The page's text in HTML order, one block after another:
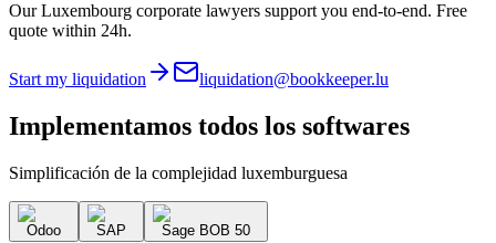
Our Luxembourg corporate lawyers support you end-to-end. Free
quote within 24h.
Start my liquidation liquidation@bookkeeper.lu
Implementamos todos los softwares
Simplificación de la complejidad luxemburguesa
Odoo SAP Sage BOB 50